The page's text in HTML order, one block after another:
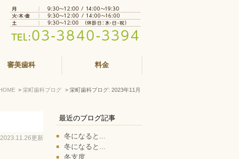
審美歯科 料金
栄町歯科ブログ 栄町歯科ブログ: 2023年11月
2023.11.26更新
最近のブログ記事
冬になると...
冬になると...
冬支度